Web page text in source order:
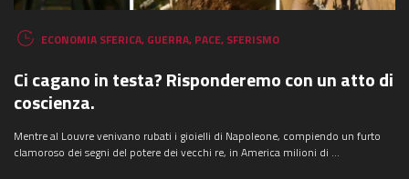
ECONOMIA SFERICA, GUERRA, PACE, SFERISMO
Ci cagano in testa? Risponderemo con un atto di
coscienza.
Mentre al Louvre venivano rubati i gioielli di Napoleone, compiendo un furto
clamoroso dei segni del potere dei vecchi re, in America milioni di ...